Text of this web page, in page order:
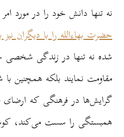
نه تنها دانش خود را در مورد
حضرت بهاءالله را با دیگران
شده نه تنها در زندگی شخصی
مقاومت نمایند بلکه همچنین
گرایش‌ها در فرهنگی که
همبستگی را سست می‌کند،